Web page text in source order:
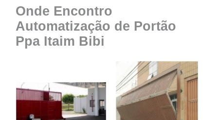
Onde Encontro
Automatização de Portão
Ppa Itaim Bibi